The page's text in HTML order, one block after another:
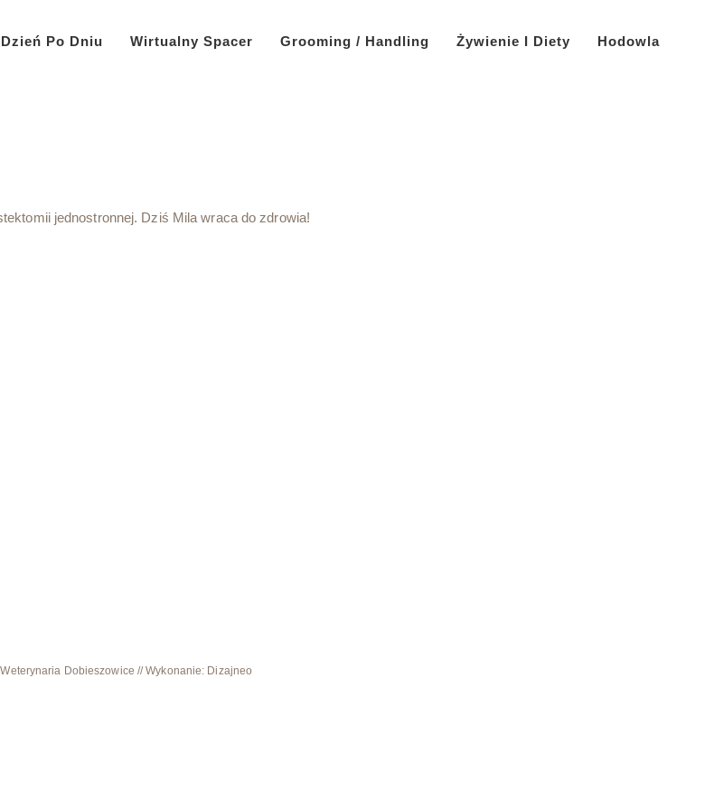
Dzień Po Dniu Wirtualny Spacer Grooming / Handling Żywienie I Diety Hodowla
jednostronnej. Dziś Mila wraca do zdrowia!
Dobieszowice // Wykonanie: Dizajneo